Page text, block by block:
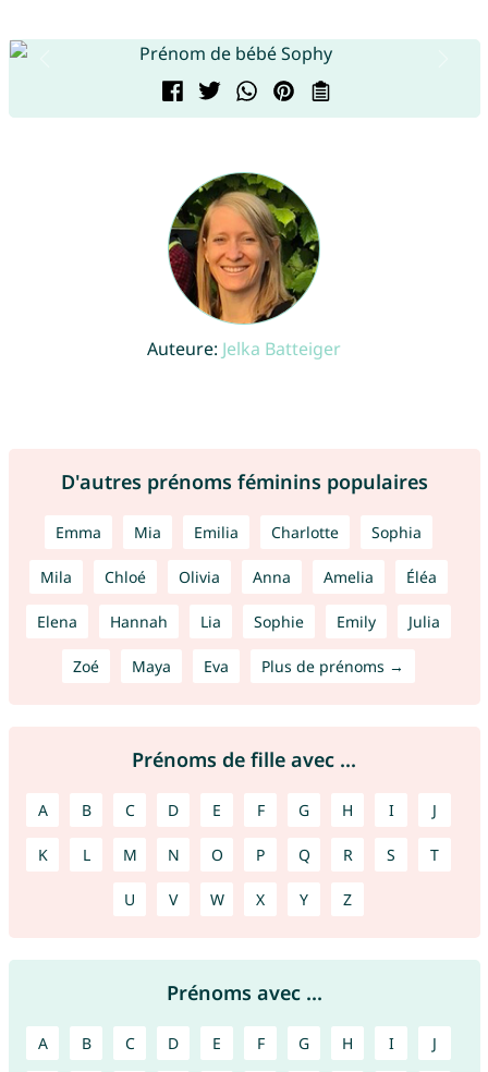
Auteure: Jelka Batteiger
D'autres prénoms féminins populaires
Emma Mia Emilia Charlotte Sophia
Mila Chloé Olivia Anna Amelia Éléa
Elena Hannah Lia Sophie Emily Julia
Zoé Maya Eva Plus de prénoms →
Prénoms de fille avec ...
A B C D E F G H I J
K L M N O P Q R S T
U V W X Y Z
Prénoms avec ...
A B C D E F G H I J